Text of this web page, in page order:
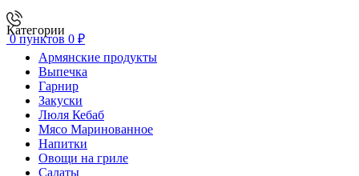
0пунктов 0 ₽
Категории
Армянские продукты
Выпечка
Гарнир
Закуски
Люля Кебаб
Мясо Маринованное
Напитки
Овощи на гриле
Салаты